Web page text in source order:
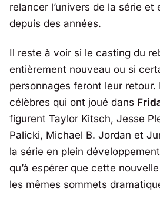
relancer l’univers de la série et
depuis des années.
Il reste à voir si le casting du
entièrement nouveau ou si
personnages feront leur retour.
célèbres qui ont joué dans
figurent Taylor Kitsch, Jesse
Palicki, Michael B. Jordan et
la série en plein
qu’à espérer que cette
les mêmes sommets